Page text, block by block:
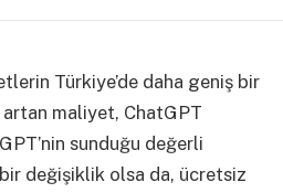
Türkiye’de daha geniş bir
artan maliyet, ChatGPT
sunduğu değerli
değişiklik olsa da, ücretsiz